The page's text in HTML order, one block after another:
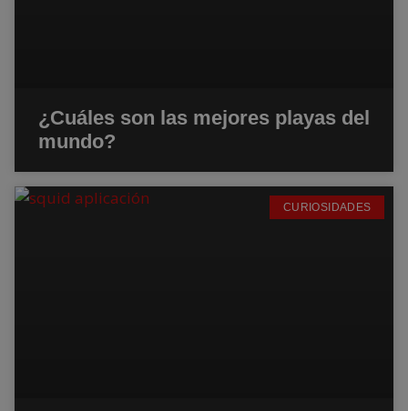
¿Cuáles son las mejores playas del
mundo?
CURIOSIDADES